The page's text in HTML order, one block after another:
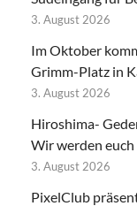
3. August 2026
Im Oktober
Grimm-Platz in
3. August 2026
Hiroshima-
Wir werden
3. August 2026
PixelClub